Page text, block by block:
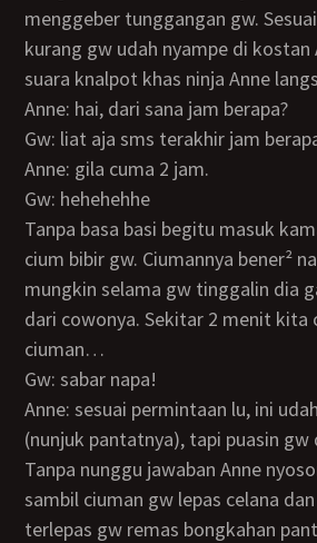
menggeber tunggangan gw.
kurang gw udah nyampe di kostan
suara knalpot khas ninja Anne
Anne: hai, dari sana jam berapa?
Gw: liat aja sms terakhir jam
Anne: gila cuma 2 jam.
Gw: hehehehhe
Tanpa basa basi begitu masuk kamar Anne langsung
cium bibir gw. Ciumannya bener²
mungkin selama gw tinggalin dia
dari cowonya. Sekitar 2 menit kita
ciuman…
Gw: sabar napa!
Anne: sesuai permintaan lu, ini udah gw bersihin
(nunjuk pantatnya), tapi puasin gw
Tanpa nunggu jawaban Anne nyosor bibir gw lagi,
sambil ciuman gw lepas celana
terlepas gw remas bongkahan